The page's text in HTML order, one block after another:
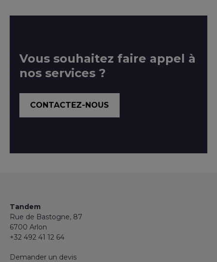
Vous souhaitez faire appel à
nos services ?
CONTACTEZ-NOUS
Tandem
Rue de Bastogne, 87
6700 Arlon
+32 492 41 12 64
Demander un devis